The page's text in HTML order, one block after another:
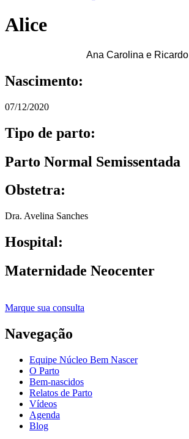
Alice
Ana Carolina e Ricardo
Nascimento:
07/12/2020
Tipo de parto:
Parto Normal Semissentada
Obstetra:
Dra. Avelina Sanches
Hospital:
Maternidade Neocenter
Marque sua consulta
Navegação
Equipe Núcleo Bem Nascer
O Parto
Bem-nascidos
Relatos de Parto
Vídeos
Agenda
Blog